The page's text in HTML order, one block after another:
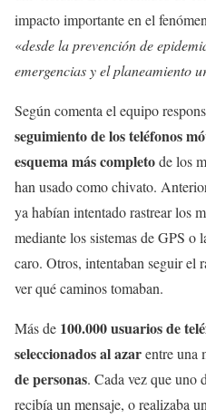
impacto importante en el
«desde la prevención de
emergencias y el planeamiento
Según comenta el equipo
seguimiento de los teléfonos
esquema más completode los
han usado como chivato.
ya habían intentado rastrear los
mediante los sistemas de GPS o
caro. Otros, intentaban seguir el
ver qué caminos tomaban.
Más de 100.000 usuarios de
seleccionados al azarentre una
de personas. Cada vez que uno
recibía un mensaje, o realizaba